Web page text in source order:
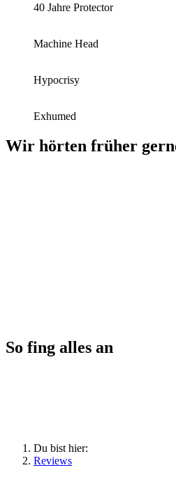
40 Jahre Protector
Machine Head
Hypocrisy
Exhumed
Wir hörten früher
So fing alles an
Du bist hier:
Reviews